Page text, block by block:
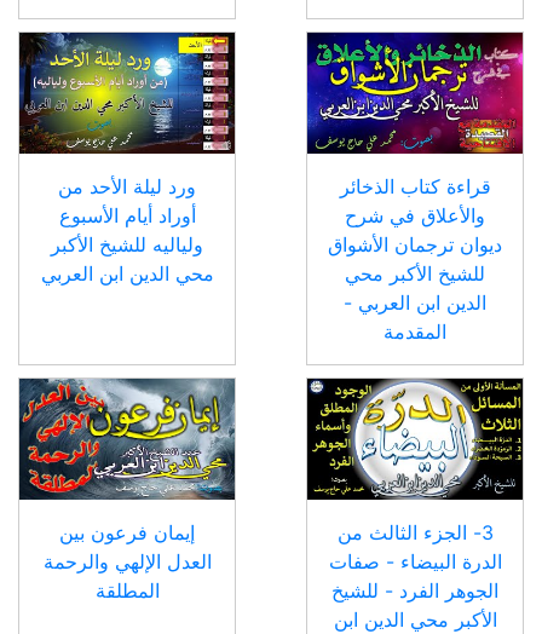
قراءة كتاب الذخائر
والأعلاق في شرح
ديوان ترجمان الأشواق
للشيخ الأكبر محي
الدين ابن العربي -
المقدمة
ورد ليلة الأحد من
أوراد أيام الأسبوع
ولياليه للشيخ الأكبر
محي الدين ابن العربي
3- الجزء الثالث من
الدرة البيضاء - صفات
الجوهر الفرد - للشيخ
الأكبر محي الدين ابن
إيمان فرعون بين
العدل الإلهي والرحمة
المطلقة